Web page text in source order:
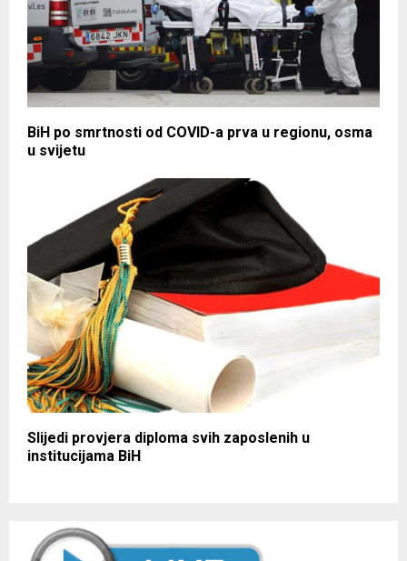
BiH po smrtnosti od COVID-a prva u regionu, osma
u svijetu
Slijedi provjera diploma svih zaposlenih u
institucijama BiH